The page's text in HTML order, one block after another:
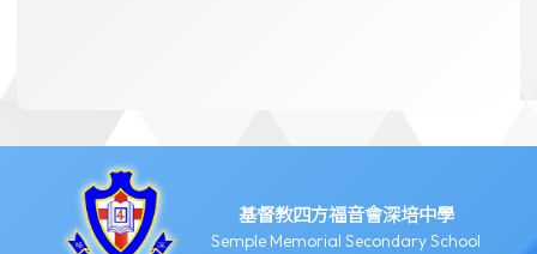
基督教四方福音會深培中學
Semple Memorial Secondary School